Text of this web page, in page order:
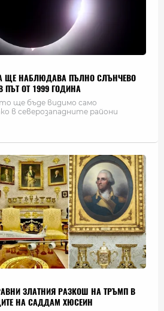
ЩЕ НАБЛЮДАВА ПЪЛНО СЛЪНЧЕВО
ПЪТ ОТ 1999 ГОДИНА
ще бъде видимо само
в северозападните райони
ЗЛАТНИЯ РАЗКОШ НА ТРЪМП В
НА САДДАМ ХЮСЕИН